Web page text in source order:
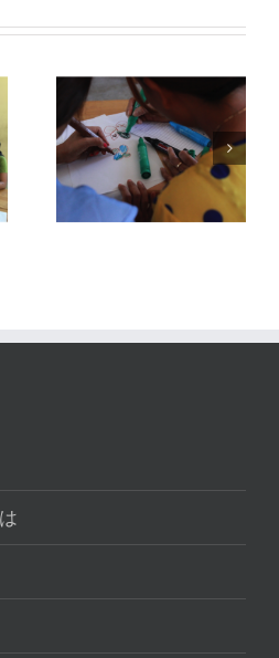
ミャンマース
タディーツア
ー 2015 スタ
ッフレポート